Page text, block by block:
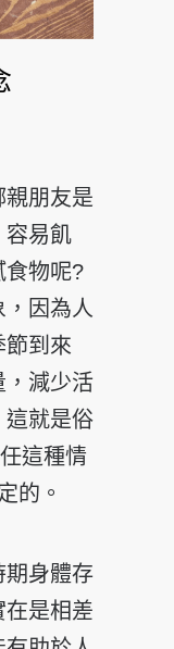
親朋友是
容易飢
食物呢?
因為人
節到來
，減少活
這就是俗
這種情
的。
期身體存
在是相差